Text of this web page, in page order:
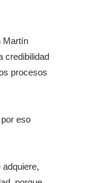
Martín
credibilidad
procesos
eso